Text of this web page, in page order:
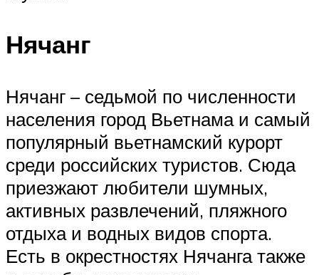
Нячанг
Нячанг – седьмой по численности
населения город Вьетнама и самый
популярный вьетнамский курорт
среди российских туристов. Сюда
приезжают любители шумных,
активных развлечений, пляжного
отдыха и водных видов спорта.
Есть в окрестностях Нячанга также